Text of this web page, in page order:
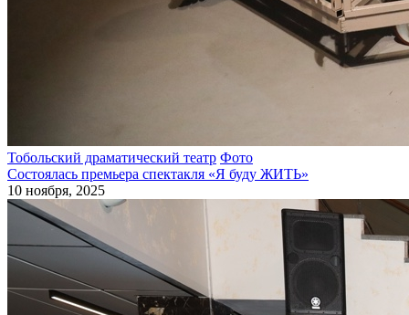
Тобольский драматический театр Фото
Состоялась премьера спектакля «Я буду ЖИТЬ»
10 ноября, 2025